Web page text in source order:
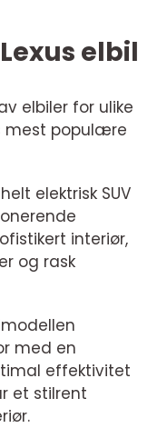
elbil
elbiler for ulike
mest populære
elektrisk SUV
interiør,
og rask
med en
effektivitet
et stilrent